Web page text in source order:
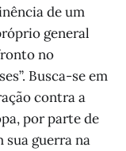
de um
general
no
Busca-se em
contra a
por parte de
guerra na